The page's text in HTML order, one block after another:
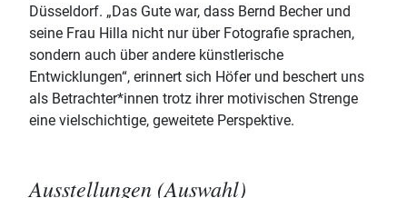
Düsseldorf. „Das Gute war, dass Bernd Becher und
seine Frau Hilla nicht nur über Fotografie sprachen,
sondern auch über andere künstlerische
Entwicklungen“, erinnert sich Höfer und beschert uns
als Betrachter*innen trotz ihrer motivischen Strenge
eine vielschichtige, geweitete Perspektive.
Ausstellungen (Auswahl)